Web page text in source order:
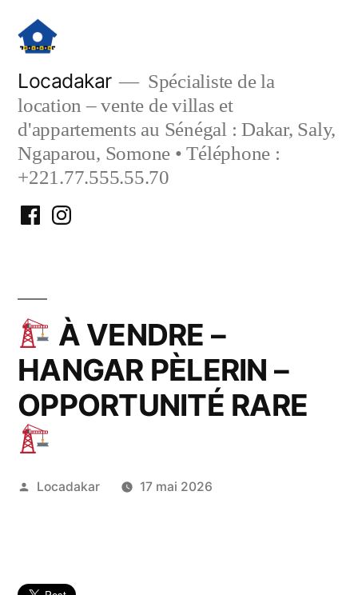
contenu
Locadakar
Spécialiste de la
location – vente de villas et
d'appartements au Sénégal : Dakar, Saly,
Ngaparou, Somone • Téléphone :
+221.77.555.55.70
FacebookInstagram
À VENDRE –
HANGAR PÈLERIN –
OPPORTUNITÉ RARE
Publié
Locadakar 17 mai 2026